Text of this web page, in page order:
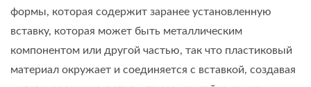
формы, которая содержит заранее установленную
вставку, которая может быть металлическим
компонентом или другой частью, так что пластиковый
материал окружает и соединяется с вставкой, создавая